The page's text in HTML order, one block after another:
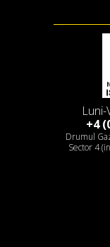
Luni-
+4
Drumul
Sector 4